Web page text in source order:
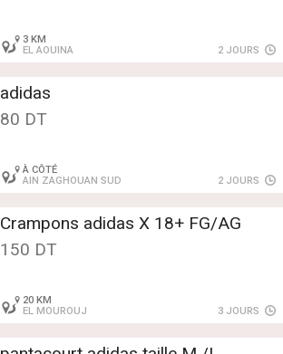
3 KM
EL AOUINA
2 JOURS
adidas
80 DT
À CÔTÉ
AIN ZAGHOUAN SUD
2 JOURS
Crampons adidas X 18+ FG/AG
150 DT
20 KM
EL MOUROUJ
3 JOURS